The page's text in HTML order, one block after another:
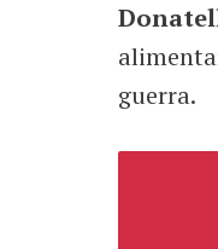
guerra.